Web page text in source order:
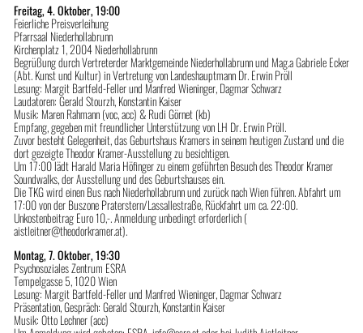
Freitag, 4. Oktober, 19:00
Feierliche Preisverleihung
Pfarrsaal Niederhollabrunn
Kirchenplatz 1, 2004 Niederhollabrunn
Begrüßung durch Vertreterder Marktgemeinde Niederhollabrunn und Mag.a Gabriele Ecker
(Abt. Kunst und Kultur) in Vertretung von Landeshauptmann Dr. Erwin Pröll
Lesung: Margit Bartfeld-Feller und Manfred Wieninger, Dagmar Schwarz
Laudatoren: Gerald Stourzh, Konstantin Kaiser
Musik: Maren Rahmann (voc, acc) & Rudi Görnet (kb)
Empfang, gegeben mit freundlicher Unterstützung von LH Dr. Erwin Pröll.
Zuvor besteht Gelegenheit, das Geburtshaus Kramers in seinem heutigen Zustand und die
dort gezeigte Theodor Kramer-Ausstellung zu besichtigen.
Um 17:00 lädt Harald Maria Höfinger zu einem geführten Besuch des Theodor Kramer
Soundwalks, der Ausstellung und des Geburtshauses ein.
Die TKG wird einen Bus nach Niederhollabrunn und zurück nach Wien führen. Abfahrt um
17:00 von der Buszone Praterstern/Lassallestraße, Rückfahrt um ca. 22:00.
Unkostenbeitrag Euro 10,-. Anmeldung unbedingt erforderlich (
aistleitner@theodorkramer.at).
Montag, 7. Oktober, 19:30
Psychosoziales Zentrum ESRA
Tempelgasse 5, 1020 Wien
Lesung: Margit Bartfeld-Feller und Manfred Wieninger, Dagmar Schwarz
Präsentation, Gespräch: Gerald Stourzh, Konstantin Kaiser
Musik: Otto Lechner (acc)